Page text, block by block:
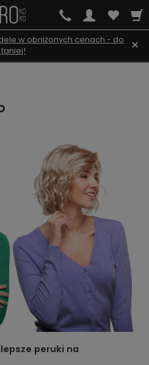
w obniżonych cenach - do
taniej!
×
peruki na